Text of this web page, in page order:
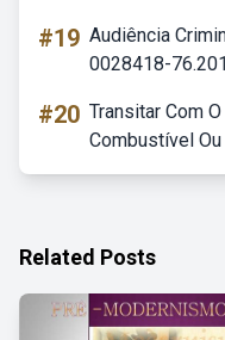
#19 Audiência
0028418-
#20 Transitar Com
Combustível
Related Posts